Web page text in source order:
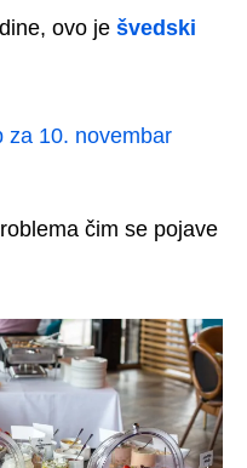
ovo je švedski
za 10. novembar
čim se pojave